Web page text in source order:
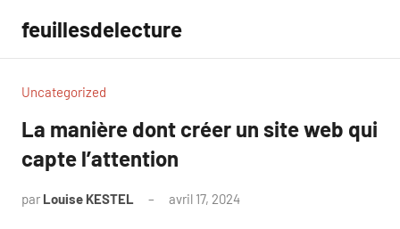
contenu
feuillesdelecture
Uncategorized
La manière dont créer un site web qui
capte l’attention
par Louise KESTEL avril 17, 2024